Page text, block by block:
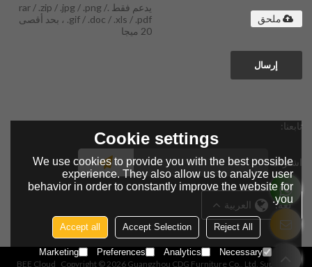
يدعم فقط .rar / .zip / .jpg / .png /
.gif / .doc / .xls / .pdf ، بحد أقصى
20 ميجا
ملحق
إرسال
تابعنا:
اشتراك
لغة: العربية
Copyright © 2026 Guangzhou CDG Furniture Co., Ltd. Support By
BEE Cloud
Cookie settings
We use cookies to provide you with the best possible
experience. They also allow us to analyze user
behavior in order to constantly improve the website for
you.
Reject All
Accept Selection
Accept all
Necessary
Analytics
Preferences
Marketing